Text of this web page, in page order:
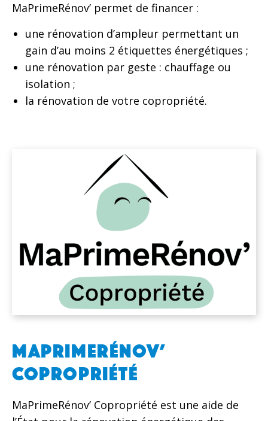
MaPrimeRénov’ permet de financer :
une rénovation d’ampleur permettant un
gain d’au moins 2 étiquettes énergétiques ;
une rénovation par geste : chauffage ou
isolation ;
la rénovation de votre copropriété.
MAPRIMERÉNOV’
COPROPRIÉTÉ
MaPrimeRénov’ Copropriété est une aide de